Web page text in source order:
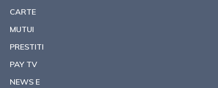
CARTE
MUTUI
PRESTITI
PAY TV
NEWS E